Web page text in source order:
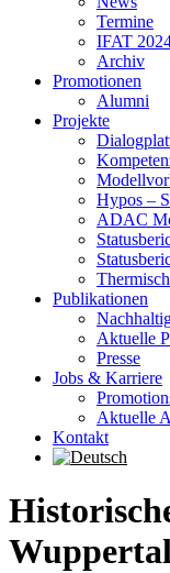
Termine
IFAT
Archiv
Promotionen
Alumni
Projekte
Hypos –
ADAC
Publikationen
Aktuelle
Presse
Jobs & Karriere
Aktuelle
Kontakt